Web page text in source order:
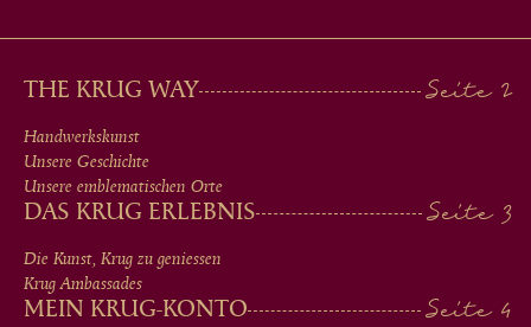
MAIN
MEN
IN
FOOTER
THE KRUG WAY
Handwerkskunst
Unsere Geschichte
Unsere emblematischen Orte
DAS KRUG ERLEBNIS
Die Kunst, Krug zu geniessen
Krug Ambassades
MEIN KRUG-KONTO